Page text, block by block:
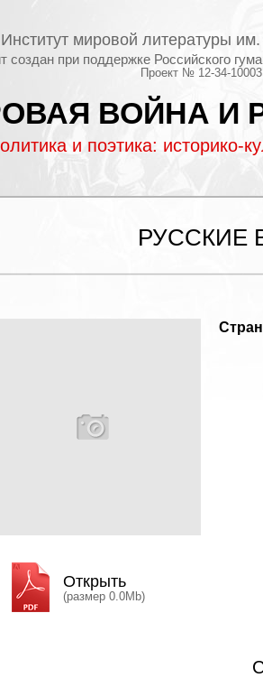
Институт мировой литературы
создан при поддержке Российского
Проект № 12-34-10003
ВОЙНА И
и поэтика: историко-
РУССКИЕ
Открыть
(размер 0.0Mb)